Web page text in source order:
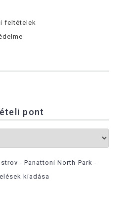
feltételek
pont
- Panattoni North Park -
kiadása